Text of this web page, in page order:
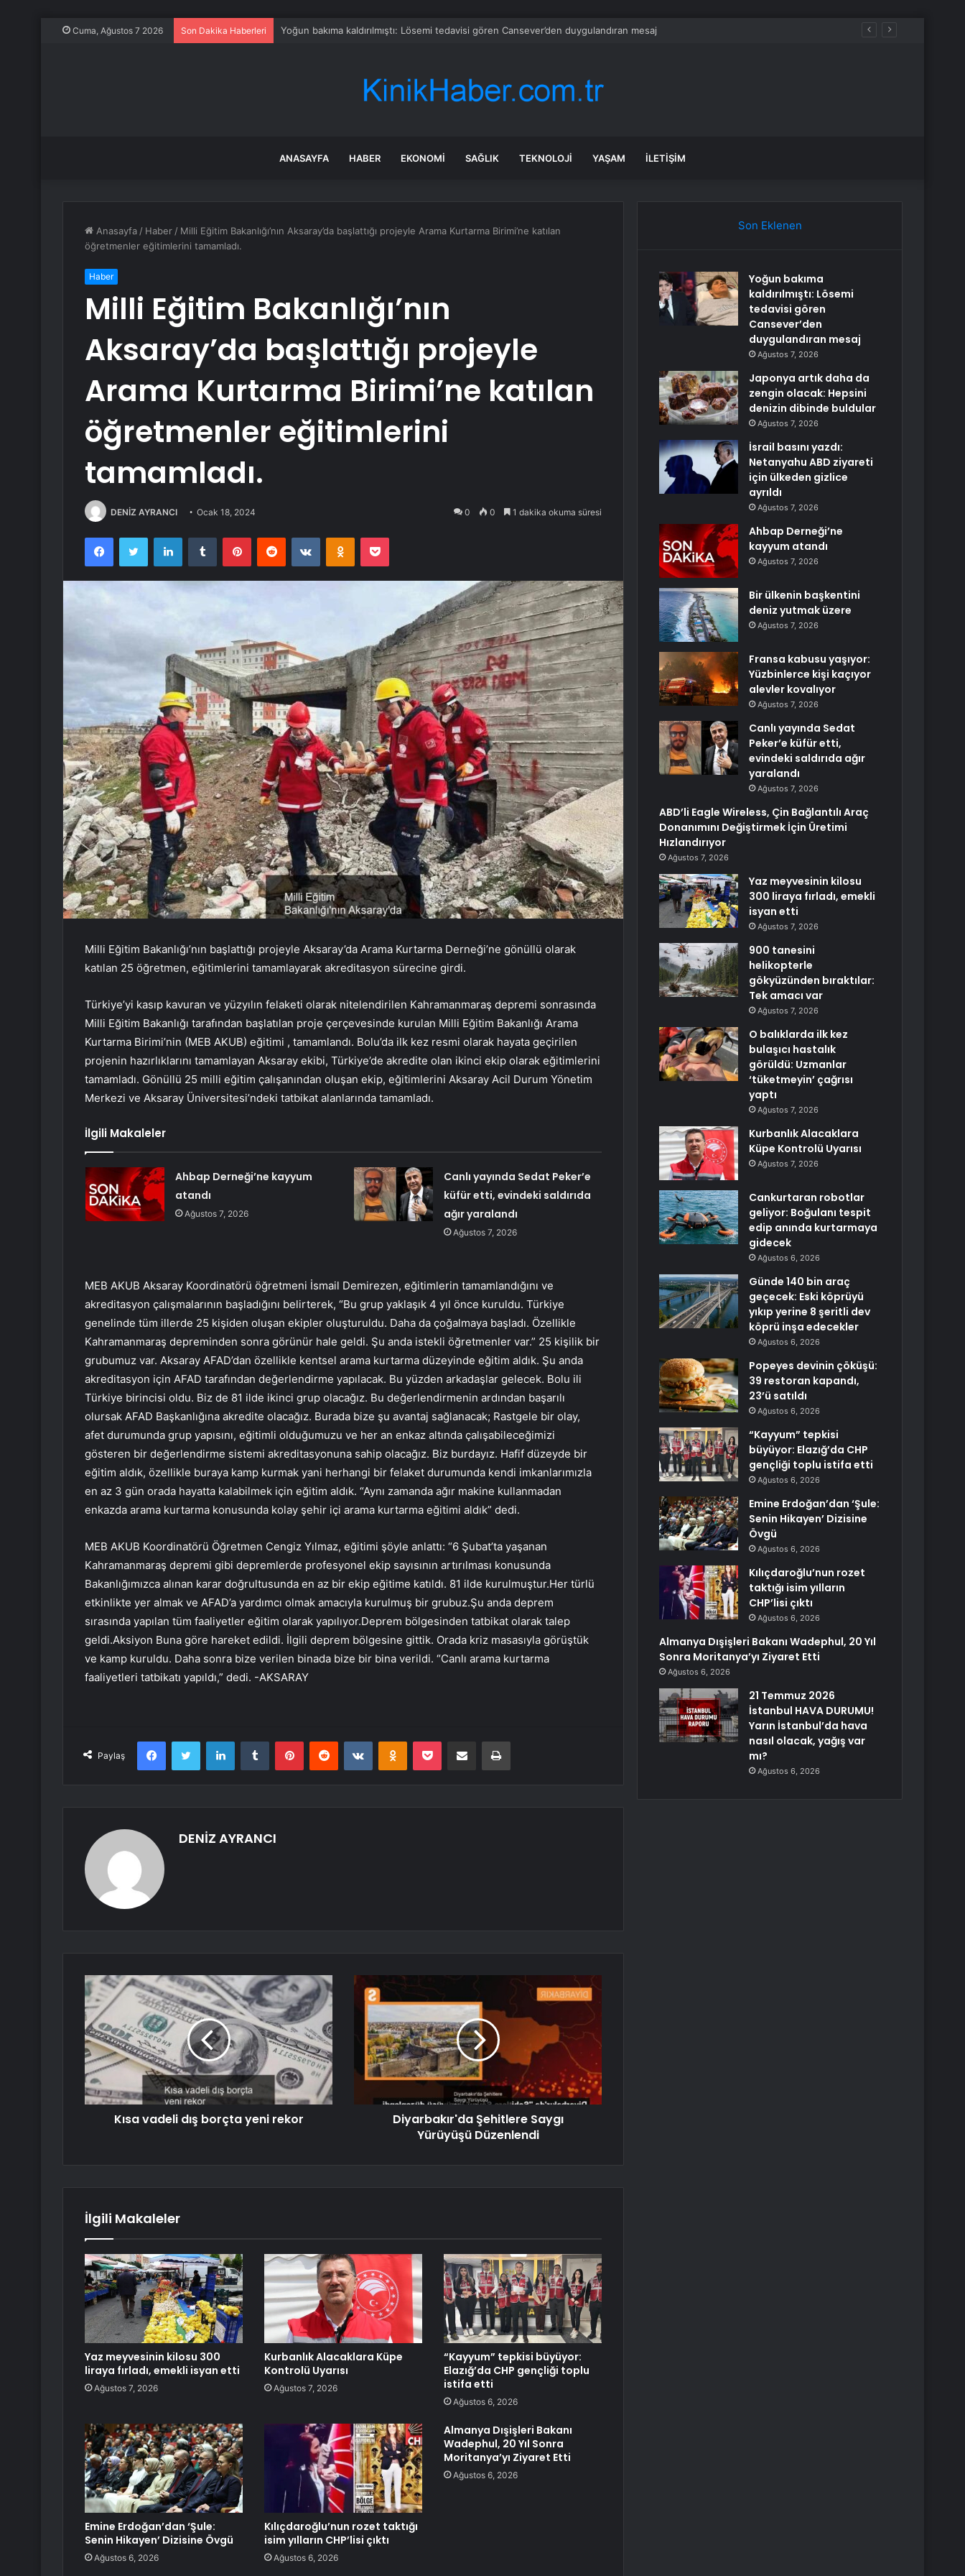
Cuma, Ağustos 7 2026 Son Dakika Haberleri Japonya artık daha da zengin olacak: Hepsini denizin dibinde buldular
ANASAYFA HABER EKONOMI SAĞLIK TEKNOLOJI YAŞAM İLETIŞIM
Anasayfa / Haber / Milli Eğitim Bakanlığı’nın Aksaray’da başlattığı projeyle Arama Kurtarma Birimi’ne katılan
öğretmenler eğitimlerini tamamladı.
Haber
Milli Eğitim Bakanlığı’nın
Aksaray’da başlattığı projeyle
Arama Kurtarma Birimi’ne katılan
öğretmenler eğitimlerini
tamamladı.
DENİZ AYRANCI Ocak 18, 2024 0 0 1 dakika okuma süresi
FacebookTwitter LinkedInTumblr PinterestReddit VKontakteOdnoklassniki
Pocket
Milli Eğitim Bakanlığı’nın başlattığı projeyle Aksaray’da Arama Kurtarma Derneği’ne gönüllü olarak
katılan 25 öğretmen, eğitimlerini tamamlayarak akreditasyon sürecine girdi.
Türkiye’yi kasıp kavuran ve yüzyılın felaketi olarak nitelendirilen Kahramanmaraş depremi sonrasında
Milli Eğitim Bakanlığı tarafından başlatılan proje çerçevesinde kurulan Milli Eğitim Bakanlığı Arama
Kurtarma Birimi’nin (MEB AKUB) eğitimi , tamamlandı. Bolu’da ilk kez resmi olarak hayata geçirilen
projenin hazırlıklarını tamamlayan Aksaray ekibi, Türkiye’de akredite olan ikinci ekip olarak eğitimlerini
tamamladı. Gönüllü 25 milli eğitim çalışanından oluşan ekip, eğitimlerini Aksaray Acil Durum Yönetim
Merkezi ve Aksaray Üniversitesi’ndeki tatbikat alanlarında tamamladı.
İlgili Makaleler
Ahbap Derneği’ne kayyum
atandı
Ağustos 7, 2026
Canlı yayında Sedat Peker’e
küfür etti, evindeki saldırıda
ağır yaralandı
Ağustos 7, 2026
MEB AKUB Aksaray Koordinatörü öğretmeni İsmail Demirezen, eğitimlerin tamamlandığını ve
akreditasyon çalışmalarının başladığını belirterek, “Bu grup yaklaşık 4 yıl önce kuruldu. Türkiye
genelinde tüm illerde 25 kişiden oluşan ekipler oluşturuldu. Daha da çoğalmaya başladı. Özellikle
Kahramanmaraş depreminden sonra görünür hale geldi. Şu anda istekli öğretmenler var.” 25 kişilik bir
grubumuz var. Aksaray AFAD’dan özellikle kentsel arama kurtarma düzeyinde eğitim aldık. Şu anda
akreditasyon için AFAD tarafından değerlendirme yapılacak. Bu yüzden arkadaşlar gelecek. Bolu ili
Türkiye birincisi oldu. Biz de 81 ilde ikinci grup olacağız. Bu değerlendirmenin ardından başarılı
olursak AFAD Başkanlığına akredite olacağız. Burada bize şu avantaj sağlanacak; Rastgele bir olay,
afet durumunda grup yapısını, eğitimli olduğumuzu ve her an enkaz altında çalışabileceğimizi
gösteren bir değerlendirme sistemi akreditasyonuna sahip olacağız. Biz burdayız. Hafif düzeyde bir
eğitim aldık, özellikle buraya kamp kurmak yani herhangi bir felaket durumunda kendi imkanlarımızla
en az 3 gün orada hayatta kalabilmek için eğitim aldık. “Aynı zamanda ağır makine kullanmadan
enkazda arama kurtarma konusunda kolay şehir içi arama kurtarma eğitimi aldık” dedi.
MEB AKUB Koordinatörü Öğretmen Cengiz Yılmaz, eğitimi şöyle anlattı: “6 Şubat’ta yaşanan
Kahramanmaraş depremi gibi depremlerde profesyonel ekip sayısının artırılması konusunda
Bakanlığımızca alınan karar doğrultusunda en az bir ekip eğitime katıldı. 81 ilde kurulmuştur.Her türlü
etkinlikte yer almak ve AFAD’a yardımcı olmak amacıyla kurulmuş bir grubuz.Şu anda deprem
sırasında yapılan tüm faaliyetler eğitim olarak yapılıyor.Deprem bölgesinden tatbikat olarak talep
geldi.Aksiyon Buna göre hareket edildi. İlgili deprem bölgesine gittik. Orada kriz masasıyla görüştük
ve kamp kuruldu. Daha sonra bize verilen binada bize bir bina verildi. “Canlı arama kurtarma
faaliyetleri tatbikatı yapıldı,” dedi. -AKSARAY
Paylaş
FacebookTwitter LinkedInTumblr PinterestReddit VKontakteOdnoklassniki
Pocket E-Posta ile paylaş Yazdır
DENİZ AYRANCI
Kısa vadeli dış borçta yeni rekor
Diyarbakır'da Şehitlere Saygı
Yürüyüşü Düzenlendi
İlgili Makaleler
Yaz meyvesinin kilosu 300
liraya fırladı, emekli isyan etti
Ağustos 7, 2026
Kurbanlık Alacaklara Küpe
Kontrolü Uyarısı
Ağustos 7, 2026
“Kayyum” tepkisi büyüyor:
Elazığ’da CHP gençliği toplu
istifa etti
Ağustos 6, 2026
Emine Erdoğan’dan ‘Şule:
Senin Hikayen’ Dizisine Övgü
Ağustos 6, 2026
Kılıçdaroğlu’nun rozet taktığı
isim yılların CHP’lisi çıktı
Ağustos 6, 2026
Almanya Dışişleri Bakanı
Wadephul, 20 Yıl Sonra
Moritanya’yı Ziyaret Etti
Ağustos 6, 2026
Son Eklenen
Yoğun bakıma
kaldırılmıştı: Lösemi
tedavisi gören
Cansever’den
duygulandıran mesaj
Ağustos 7, 2026
Japonya artık daha da
zengin olacak: Hepsini
denizin dibinde buldular
Ağustos 7, 2026
İsrail basını yazdı:
Netanyahu ABD ziyareti
için ülkeden gizlice
ayrıldı
Ağustos 7, 2026
Ahbap Derneği’ne
kayyum atandı
Ağustos 7, 2026
Bir ülkenin başkentini
deniz yutmak üzere
Ağustos 7, 2026
Fransa kabusu yaşıyor:
Yüzbinlerce kişi kaçıyor
alevler kovalıyor
Ağustos 7, 2026
Canlı yayında Sedat
Peker’e küfür etti,
evindeki saldırıda ağır
yaralandı
Ağustos 7, 2026
ABD’li Eagle Wireless, Çin Bağlantılı Araç
Donanımını Değiştirmek İçin Üretimi
Hızlandırıyor
Ağustos 7, 2026
Yaz meyvesinin kilosu
300 liraya fırladı, emekli
isyan etti
Ağustos 7, 2026
900 tanesini
helikopterle
gökyüzünden bıraktılar:
Tek amacı var
Ağustos 7, 2026
O balıklarda ilk kez
bulaşıcı hastalık
görüldü: Uzmanlar
‘tüketmeyin’ çağrısı
yaptı
Ağustos 7, 2026
Kurbanlık Alacaklara
Küpe Kontrolü Uyarısı
Ağustos 7, 2026
Cankurtaran robotlar
geliyor: Boğulanı tespit
edip anında kurtarmaya
gidecek
Ağustos 6, 2026
Günde 140 bin araç
geçecek: Eski köprüyü
yıkıp yerine 8 şeritli dev
köprü inşa edecekler
Ağustos 6, 2026
Popeyes devinin çöküşü:
39 restoran kapandı,
23’ü satıldı
Ağustos 6, 2026
“Kayyum” tepkisi
büyüyor: Elazığ’da CHP
gençliği toplu istifa etti
Ağustos 6, 2026
Emine Erdoğan’dan ‘Şule:
Senin Hikayen’ Dizisine
Övgü
Ağustos 6, 2026
Kılıçdaroğlu’nun rozet
taktığı isim yılların
CHP’lisi çıktı
Ağustos 6, 2026
Almanya Dışişleri Bakanı Wadephul, 20 Yıl
Sonra Moritanya’yı Ziyaret Etti
Ağustos 6, 2026
21 Temmuz 2026
İstanbul HAVA DURUMU!
Yarın İstanbul’da hava
nasıl olacak, yağış var
mı?
Ağustos 6, 2026